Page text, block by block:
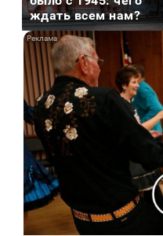
ждать всем нам?